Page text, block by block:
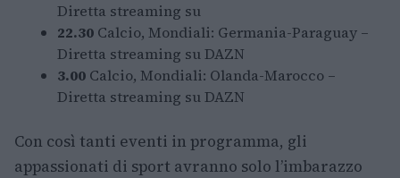
Diretta streaming su
22.30 Calcio, Mondiali: Germania-Paraguay –
Diretta streaming su DAZN
3.00 Calcio, Mondiali: Olanda-Marocco –
Diretta streaming su DAZN
Con così tanti eventi in programma, gli
appassionati di sport avranno solo l’imbarazzo